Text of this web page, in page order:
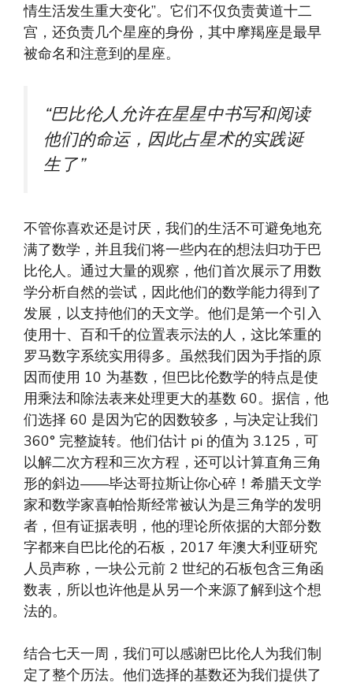
情生活发生重大变化”。它们不仅负责黄道十二
宫，还负责几个星座的身份，其中摩羯座是最早
被命名和注意到的星座。
“巴比伦人允许在星星中书写和阅读
他们的命运，因此占星术的实践诞
生了”
不管你喜欢还是讨厌，我们的生活不可避免地充
满了数学，并且我们将一些内在的想法归功于巴
比伦人。通过大量的观察，他们首次展示了用数
学分析自然的尝试，因此他们的数学能力得到了
发展，以支持他们的天文学。他们是第一个引入
使用十、百和千的位置表示法的人，这比笨重的
罗马数字系统实用得多。虽然我们因为手指的原
因而使用 10 为基数，但巴比伦数学的特点是使
用乘法和除法表来处理更大的基数 60。据信，他
们选择 60 是因为它的因数较多，与决定让我们
360° 完整旋转。他们估计 pi ​​的值为 3.125，可
以解二次方程和三次方程，还可以计算直角三角
形的斜边——毕达哥拉斯让你心碎！希腊天文学
家和数学家喜帕恰斯经常被认为是三角学的发明
者，但有证据表明，他的理论所依据的大部分数
字都来自巴比伦的石板，2017 年澳大利亚研究
人员声称，一块公元前 2 世纪的石板包含三角函
数表，所以也许他是从另一个来源了解到这个想
法的。
结合七天一周，我们可以感谢巴比伦人为我们制
定了整个历法。他们选择的基数还为我们提供了